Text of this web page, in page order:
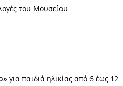
του Μουσείου
για παιδιά ηλικίας από 6 έως 12